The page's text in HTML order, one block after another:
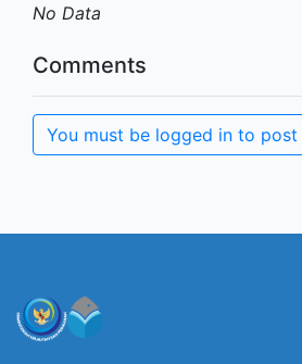
No Data
Comments
You must be logged in to post